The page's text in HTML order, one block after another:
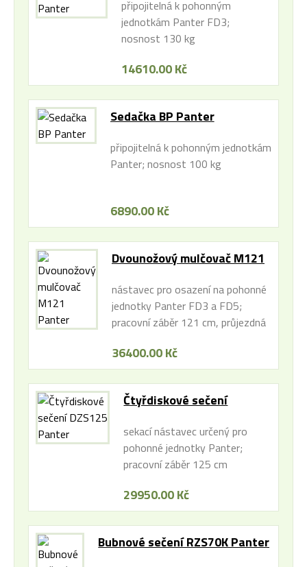
připojitelná k pohonným
jednotkám Panter FD3;
nosnost 130 kg
14610.00 Kč
Sedačka BP Panter
připojitelná k pohonným jednotkám
Panter; nosnost 100 kg
6890.00 Kč
Dvounožový mulčovač M121
nástavec pro osazení na pohonné
jednotky Panter FD3 a FD5;
pracovní záběr 121 cm, průjezdná
36400.00 Kč
Čtyřdiskové sečení
sekací nástavec určený pro
pohonné jednotky Panter;
pracovní záběr 125 cm
29950.00 Kč
Bubnové sečení RZS70K Panter